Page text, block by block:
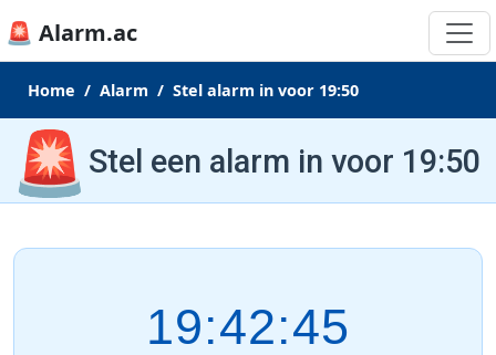
🚨 Alarm.ac
Home Alarm Stel alarm in voor 19:50
🚨 Stel een alarm in voor 19:50
19:42:45